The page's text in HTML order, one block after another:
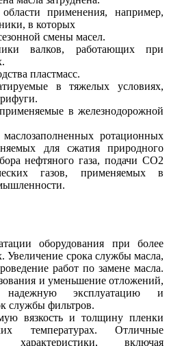
применения, например,
в которых
смены масел.
валков, работающих при
пластмасс.
в тяжелых условиях,
в железнодорожной
ротационных
для сжатия природного
нефтяного газа, подачи CO2
газов, применяемых в
оборудования при более
Увеличение срока службы масла,
работ по замене масла.
и уменьшение отложений,
надежную эксплуатацию и
службы фильтров.
вязкость и толщину пленки
температурах. Отличные
характеристики, включая